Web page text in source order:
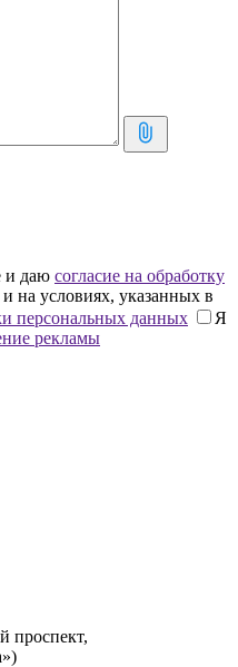
и даю согласие на обработку
на условиях, указанных в
персональных данных
Я
рекламы
проспект,